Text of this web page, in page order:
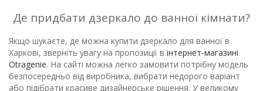
Де придбати дзеркало до ванної кімнати?
Якщо шукаєте, де можна купити дзеркало для ванної в
Харкові, зверніть увагу на пропозиції в інтернет-магазині
Otragenie. На сайті можна легко замовити потрібну модель
безпосередньо від виробника, вибрати недорого варіант
або підібрати красиве дизайнерське рішення. У великому